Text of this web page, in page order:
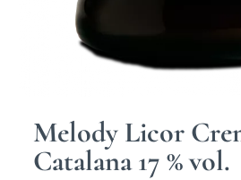
Melody Licor
Catalana 17 % vol.